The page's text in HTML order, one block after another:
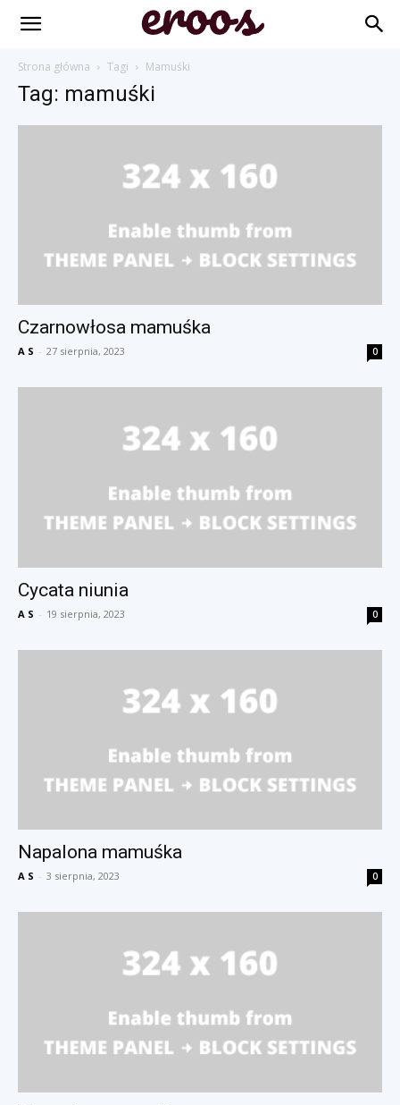
Strona główna Tagi Mamuśki
Tag: mamuśki
Czarnowłosa mamuśka
A S - 27 sierpnia, 2023 0
Cycata niunia
A S - 19 sierpnia, 2023 0
Napalona mamuśka
A S - 3 sierpnia, 2023 0